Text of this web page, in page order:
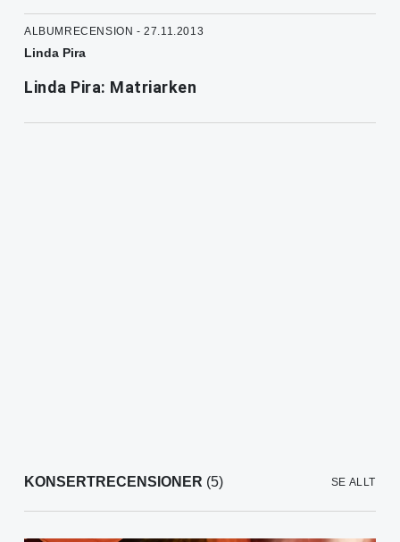
ALBUMRECENSION - 27.11.2013
Linda Pira
Linda Pira: Matriarken
KONSERTRECENSIONER (5) SE ALLT